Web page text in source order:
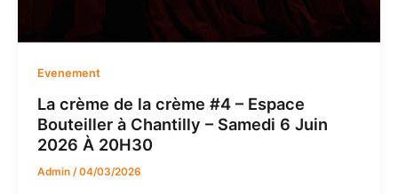
Evenement
La crème de la crème #4 – Espace
Bouteiller à Chantilly – Samedi 6 Juin
2026 À 20H30
Admin /04/03/2026